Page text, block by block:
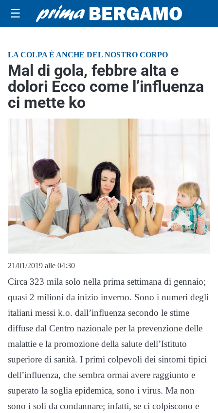
☰
LA COLPA È ANCHE DEL NOSTRO CORPO
Mal di gola, febbre alta e
dolori Ecco come l’influenza
ci mette ko
21/01/2019 alle 04:30
Circa 323 mila solo nella prima settimana di gennaio;
quasi 2 milioni da inizio inverno. Sono i numeri degli
italiani messi k.o. dall’influenza secondo le stime
diffuse dal Centro nazionale per la prevenzione delle
malattie e la promozione della salute dell’Istituto
superiore di sanità. I primi colpevoli dei sintomi tipici
dell’influenza, che sembra ormai avere raggiunto e
superato la soglia epidemica, sono i virus. Ma non
sono i soli da condannare; infatti, se ci colpiscono e